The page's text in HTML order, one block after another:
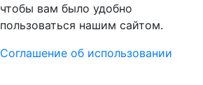
чтобы вам было удобно
пользоваться нашим сайтом.
Соглашение об использовании